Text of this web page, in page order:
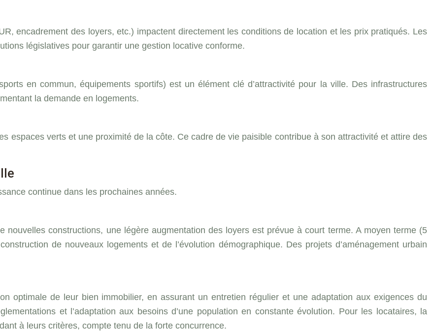
encadrement des loyers, etc.) impactent directement les conditions de location et les prix pratiqués. Les
législatives pour garantir une gestion locative conforme.
en commun, équipements sportifs) est un élément clé d’attractivité pour la ville. Des infrastructures
la demande en logements.
espaces verts et une proximité de la côte. Ce cadre de vie paisible contribue à son attractivité et attire des
continue dans les prochaines années.
constructions, une légère augmentation des loyers est prévue à court terme. A moyen terme (5
de nouveaux logements et de l’évolution démographique. Des projets d’aménagement urbain
optimale de leur bien immobilier, en assurant un entretien régulier et une adaptation aux exigences du
et l’adaptation aux besoins d’une population en constante évolution. Pour les locataires, la
à leurs critères, compte tenu de la forte concurrence.